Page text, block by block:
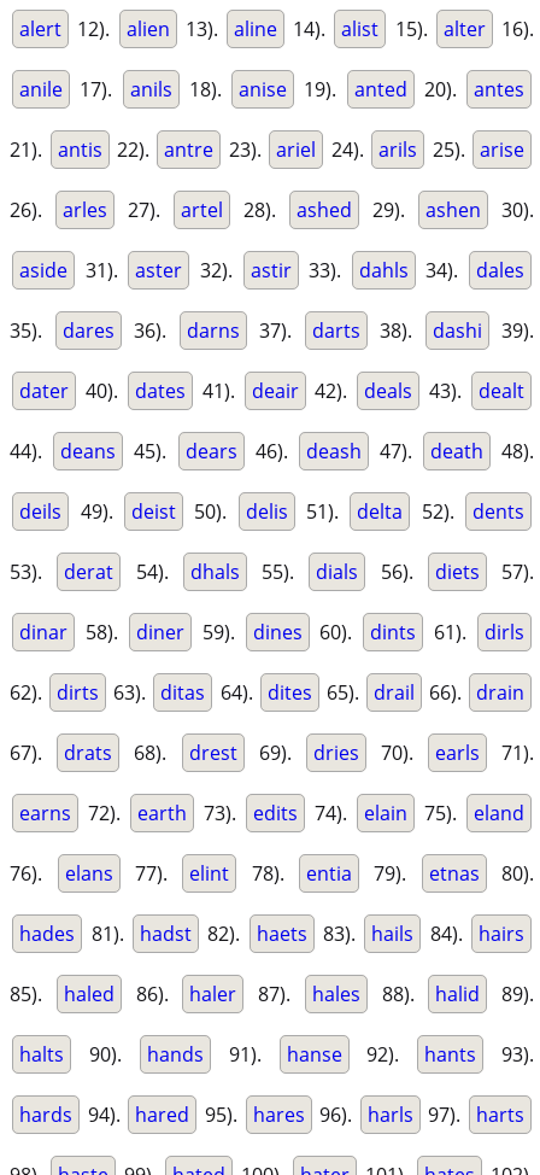
alert 12). alien 13). aline 14). alist 15). alter 16).
anile 17). anils 18). anise 19). anted 20). antes
21). antis 22). antre 23). ariel 24). arils 25). arise
26). arles 27). artel 28). ashed 29). ashen 30).
aside 31). aster 32). astir 33). dahls 34). dales
35). dares 36). darns 37). darts 38). dashi 39).
dater 40). dates 41). deair 42). deals 43). dealt
44). deans 45). dears 46). deash 47). death 48).
deils 49). deist 50). delis 51). delta 52). dents
53). derat 54). dhals 55). dials 56). diets 57).
dinar 58). diner 59). dines 60). dints 61). dirls
62). dirts 63). ditas 64). dites 65). drail 66). drain
67). drats 68). drest 69). dries 70). earls 71).
earns 72). earth 73). edits 74). elain 75). eland
76). elans 77). elint 78). entia 79). etnas 80).
hades 81). hadst 82). haets 83). hails 84). hairs
85). haled 86). haler 87). hales 88). halid 89).
halts 90). hands 91). hanse 92). hants 93).
hards 94). hared 95). hares 96). harls 97). harts